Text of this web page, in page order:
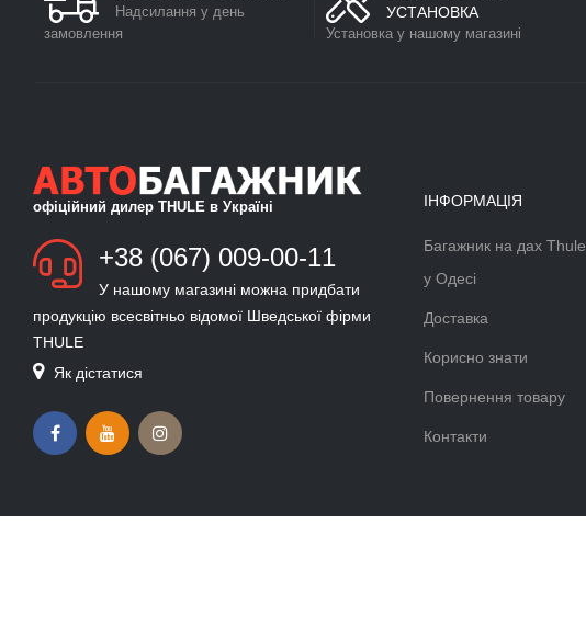
Надсилання у день
замовлення
УСТАНОВКА
Установка у нашому магазині
офіційний дилер THULE в Україні
+38 (067) 009-00-11
У нашому магазині можна придбати
продукцію всесвітньо відомої Шведської фірми
THULE
Як дістатися
ІНФОРМАЦІЯ
Багажник на дах Thule
у Одесі
Доставка
Корисно знати
Повернення товару
Контакти
БАГАЖНИК ДЛЯ ЛИЖ ТА
СНОУБОРДУ
Докладніше >>
ВЕЛОКРІПЛЕННЯ ФАРКОП